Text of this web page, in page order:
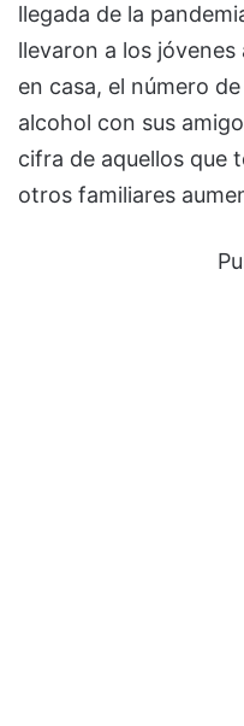
llegada de la
llevaron a los
en casa, el número
alcohol con sus
cifra de aquellos que
otros familiares